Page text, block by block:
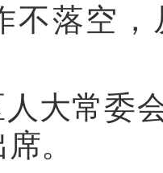
不落空
人大常委
。